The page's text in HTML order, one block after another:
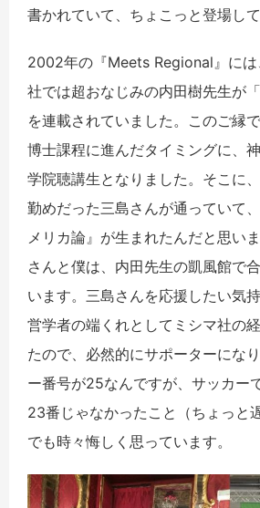
書かれていて、ちょこっと登場して
2002年の『Meets Regional』には
社では超おなじみの内田樹先生が
を連載されていました。このご縁
博士課程に進んだタイミングに、
学院聴講生となりました。そこに
勤めだった三島さんが通っていて
メリカ論』が生まれたんだと思い
さんと僕は、内田先生の凱風館で
います。三島さんを応援したい気
営学者の端くれとしてミシマ社の
たので、必然的にサポーターにな
ー番号が25なんですが、サッカー
23番じゃなかったこと（ちょっと
でも時々悔しく思っています。